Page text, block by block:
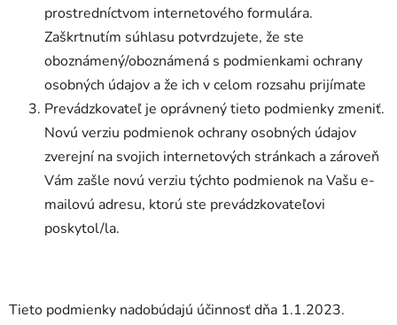
prostredníctvom internetového formulára.
Zaškrtnutím súhlasu potvrdzujete, že ste
oboznámený/oboznámená s podmienkami ochrany
osobných údajov a že ich v celom rozsahu prijímate
Prevádzkovateľ je oprávnený tieto podmienky zmeniť.
Novú verziu podmienok ochrany osobných údajov
zverejní na svojich internetových stránkach a zároveň
Vám zašle novú verziu týchto podmienok na Vašu e-
mailovú adresu, ktorú ste prevádzkovateľovi
poskytol/la.
Tieto podmienky nadobúdajú účinnosť dňa 1.1.2023.